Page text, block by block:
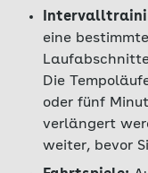
eine
Die
oder fünf
verlängert
weiter, bevor